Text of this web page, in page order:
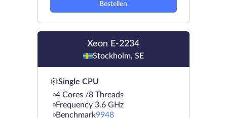
Bestellen
Xeon E-2234
Stockholm, SE
Single CPU
4 Cores /8 Threads
Frequency 3.6 GHz
Benchmark9948